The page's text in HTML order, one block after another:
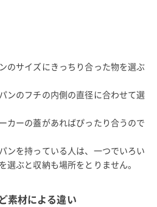
のサイズにきっちり合った物を選ぶ
ンのフチの内側の直径に合わせて選
カーの蓋があればぴったり合うので
ンを持っている人は、一つでいろい
選ぶと収納も場所をとりません。
素材による違い